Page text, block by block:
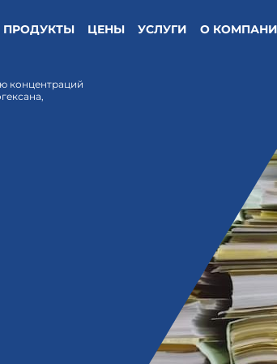
ПРОДУКТЫ ЦЕНЫ УСЛУГИ О
концентраций